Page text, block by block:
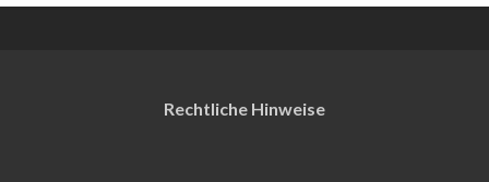
Rechtliche Hinweise